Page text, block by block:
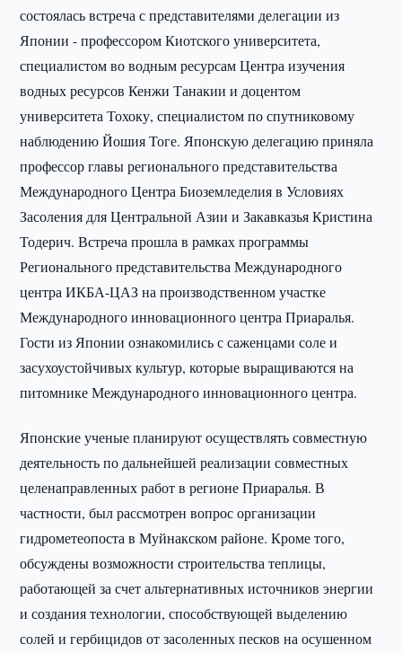
состоялась встреча с представителями делегации из
Японии - профессором Киотского университета,
специалистом во водным ресурсам Центра изучения
водных ресурсов Кенжи Танакии и доцентом
университета Тохоку, специалистом по спутниковому
наблюдению Йошия Тоге. Японскую делегацию приняла
профессор главы регионального представительства
Международного Центра Биоземледелия в Условиях
Засоления для Центральной Азии и Закавказья Кристина
Тодерич. Встреча прошла в рамках программы
Регионального представительства Международного
центра ИКБА-ЦАЗ на производственном участке
Международного инновационного центра Приаралья.
Гости из Японии ознакомились с саженцами соле и
засухоустойчивых культур, которые выращиваются на
питомнике Международного инновационного центра.
Японские ученые планируют осуществлять совместную
деятельность по дальнейшей реализации совместных
целенаправленных работ в регионе Приаралья. В
частности, был рассмотрен вопрос организации
гидрометеопоста в Муйнакском районе. Кроме того,
обсуждены возможности строительства теплицы,
работающей за счет альтернативных источников энергии
и создания технологии, способствующей выделению
солей и гербицидов от засоленных песков на осушенном